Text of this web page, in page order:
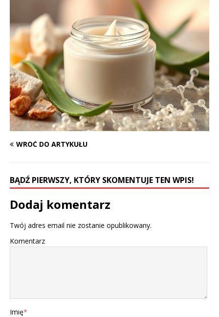
WRÓĆ DO ARTYKUŁU
BĄDŹ PIERWSZY, KTÓRY SKOMENTUJE TEN WPIS!
Dodaj komentarz
Twój adres email nie zostanie opublikowany.
Komentarz
Imię*